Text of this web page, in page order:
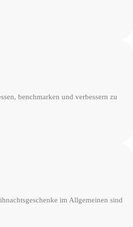
benchmarken und verbessern zu
im Allgemeinen sind